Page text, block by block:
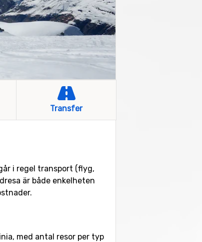
Transfer
i regel transport (flyg,
är både enkelheten
med antal resor per typ